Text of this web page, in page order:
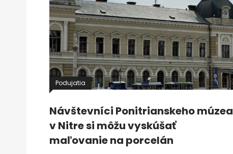
Podujatia
Návštevníci Ponitrianskeho múzea
v Nitre si môžu vyskúšať
maľovanie na porcelán